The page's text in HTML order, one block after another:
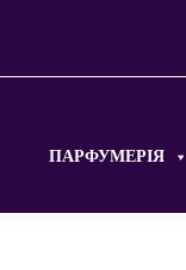
ПАРФУМЕРІЯ